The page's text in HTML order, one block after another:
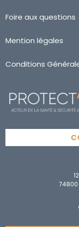
Foire aux questions
Mention légales
Conditions
74800